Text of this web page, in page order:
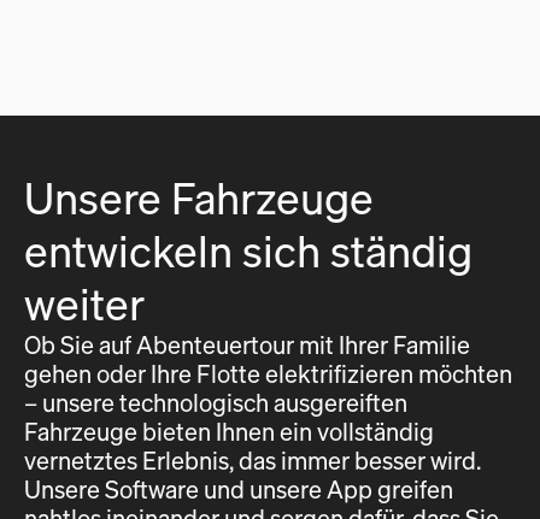
Unsere Fahrzeuge
entwickeln sich ständig
weiter
Ob Sie auf Abenteuertour mit Ihrer Familie
gehen oder Ihre Flotte elektrifizieren möchten
– unsere technologisch ausgereiften
Fahrzeuge bieten Ihnen ein vollständig
vernetztes Erlebnis, das immer besser wird.
Unsere Software und unsere App greifen